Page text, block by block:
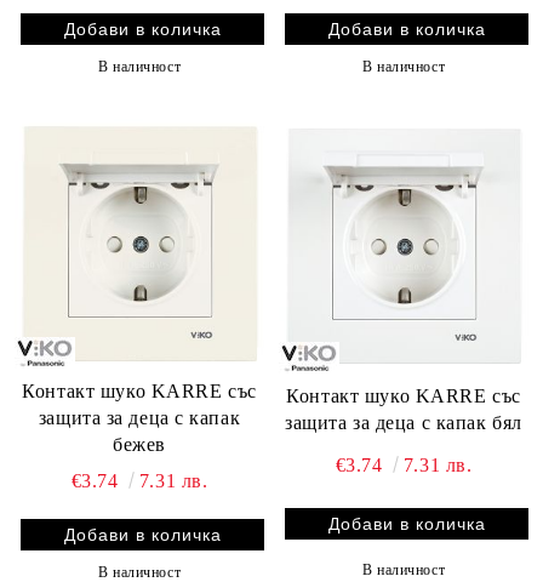
В наличност В наличност
Контакт шуко KARRE със
защита за деца с капак
бежев
€3.74
7.31 лв.
В наличност
Контакт шуко KARRE със
защита за деца с капак бял
€3.74 7.31 лв.
В наличност